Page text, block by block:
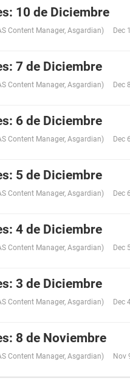
10 de Diciembre
Content Manager, Asgardian) Dec
7 de Diciembre
Content Manager, Asgardian) Dec
6 de Diciembre
Content Manager, Asgardian) Dec
5 de Diciembre
Content Manager, Asgardian) Dec
4 de Diciembre
Content Manager, Asgardian) Dec
3 de Diciembre
Content Manager, Asgardian) Dec
8 de Noviembre
Content Manager, Asgardian) Nov